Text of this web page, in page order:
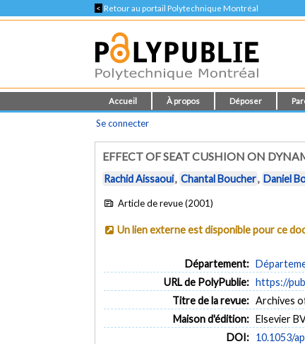
< Retour au portail Polytechnique Montréal
Accueil À propos Déposer
Se connecter
EFFECT OF SEAT CUSHION ON
Rachid Aissaoui, Chantal Boucher, Daniel
Article de revue (2001)
Un lien externe est disponible pour ce
Département:
URL de PolyPublie: https://
Titre de la revue: Archives
Maison d'édition: Elsevier
DOI: 10.1053/